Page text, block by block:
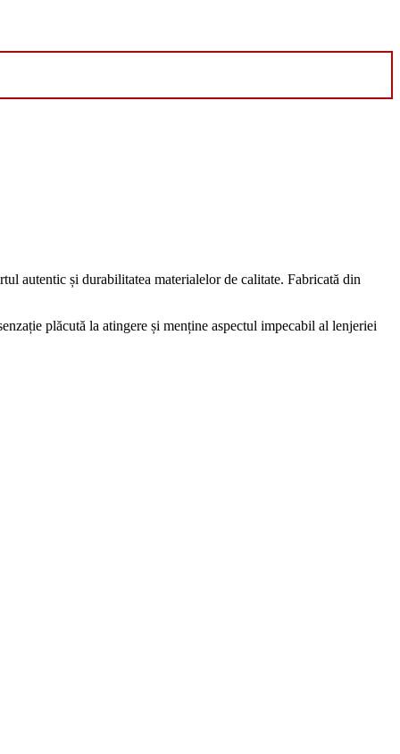
autentic și durabilitatea materialelor de calitate. Fabricată din
plăcută la atingere și menține aspectul impecabil al lenjeriei